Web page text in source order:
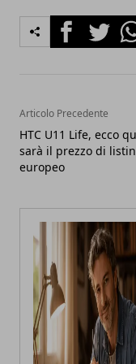
FacebookTwitter
Articolo Precedente
HTC U11 Life, ecco
sarà il prezzo di
europeo